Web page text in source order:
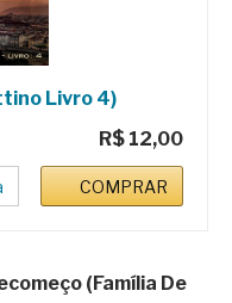
Livro 4)
R$ 12,00
COMPRAR
(Família De